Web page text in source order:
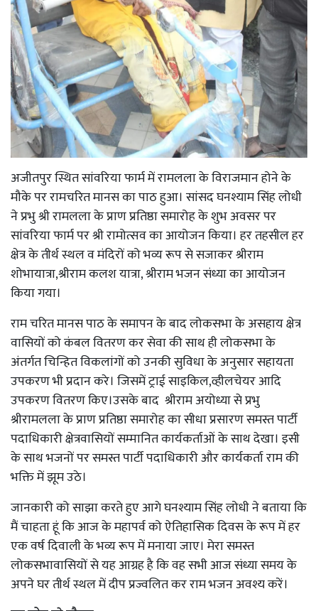
अजीतपुर स्थित सांवरिया फार्म में रामलला के विराजमान होने के
मौके पर रामचरित मानस का पाठ हुआ। सांसद घनश्याम सिंह लोधी
ने प्रभु श्री रामलला के प्राण प्रतिष्ठा समारोह के शुभ अवसर पर
सांवरिया फार्म पर श्री रामोत्सव का आयोजन किया। हर तहसील हर
क्षेत्र के तीर्थ स्थल व मंदिरों को भव्य रूप से सजाकर श्रीराम
शोभायात्रा,श्रीराम कलश यात्रा, श्रीराम भजन संध्या का आयोजन
किया गया।
राम चरित मानस पाठ के समापन के बाद लोकसभा के असहाय क्षेत्र
वासियों को कंबल वितरण कर सेवा की साथ ही लोकसभा के
अंतर्गत चिन्हित विकलांगों को उनकी सुविधा के अनुसार सहायता
उपकरण भी प्रदान करे। जिसमें ट्राई साइकिल,व्हीलचेयर आदि
उपकरण वितरण किए।उसके बाद श्रीराम अयोध्या से प्रभु
श्रीरामलला के प्राण प्रतिष्ठा समारोह का सीधा प्रसारण समस्त पार्टी
पदाधिकारी क्षेत्रवासियों सम्मानित कार्यकर्ताओं के साथ देखा। इसी
के साथ भजनों पर समस्त पार्टी पदाधिकारी और कार्यकर्ता राम की
भक्ति में झूम उठे।
जानकारी को साझा करते हुए आगे घनश्याम सिंह लोधी ने बताया कि
मैं चाहता हूं कि आज के महापर्व को ऐतिहासिक दिवस के रूप में हर
एक वर्ष दिवाली के भव्य रूप में मनाया जाए। मेरा समस्त
लोकसभावासियों से यह आग्रह है कि वह सभी आज संध्या समय के
अपने घर तीर्थ स्थल में दीप प्रज्वलित कर राम भजन अवश्य करें।